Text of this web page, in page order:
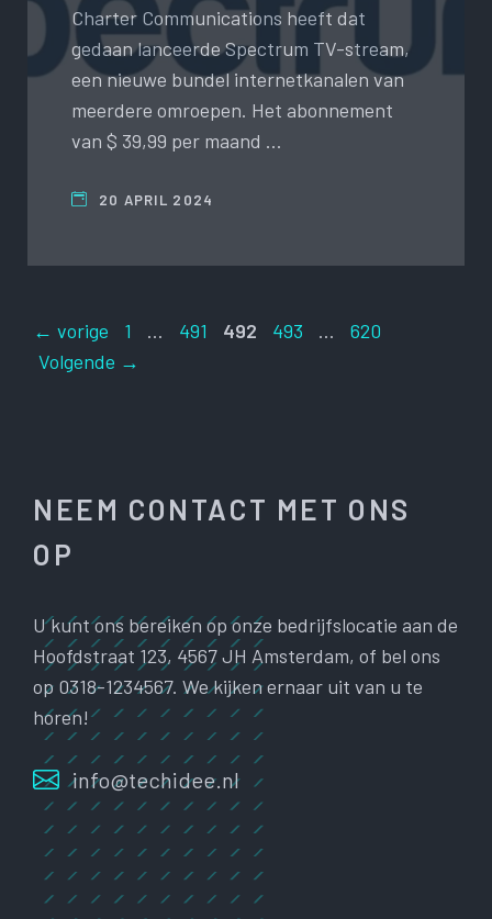
Charter Communications heeft dat
gedaan lanceerde Spectrum TV-stream,
een nieuwe bundel internetkanalen van
meerdere omroepen. Het abonnement
van $ 39,99 per maand …
20 APRIL 2024
← vorige Pagina
1 … Pagina
491 Pagina
492 Pagina
493 … Pagina
620
Volgende →
NEEM CONTACT MET ONS
OP
U kunt ons bereiken op onze bedrijfslocatie aan de
Hoofdstraat 123, 4567 JH Amsterdam, of bel ons
op 0318-1234567. We kijken ernaar uit van u te
horen!
info@techidee.nl